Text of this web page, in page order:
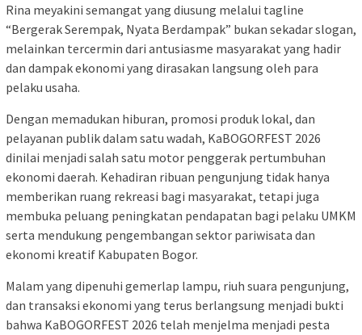
Rina meyakini semangat yang diusung melalui tagline
“Bergerak Serempak, Nyata Berdampak” bukan sekadar slogan,
melainkan tercermin dari antusiasme masyarakat yang hadir
dan dampak ekonomi yang dirasakan langsung oleh para
pelaku usaha.
Dengan memadukan hiburan, promosi produk lokal, dan
pelayanan publik dalam satu wadah, KaBOGORFEST 2026
dinilai menjadi salah satu motor penggerak pertumbuhan
ekonomi daerah. Kehadiran ribuan pengunjung tidak hanya
memberikan ruang rekreasi bagi masyarakat, tetapi juga
membuka peluang peningkatan pendapatan bagi pelaku UMKM
serta mendukung pengembangan sektor pariwisata dan
ekonomi kreatif Kabupaten Bogor.
Malam yang dipenuhi gemerlap lampu, riuh suara pengunjung,
dan transaksi ekonomi yang terus berlangsung menjadi bukti
bahwa KaBOGORFEST 2026 telah menjelma menjadi pesta